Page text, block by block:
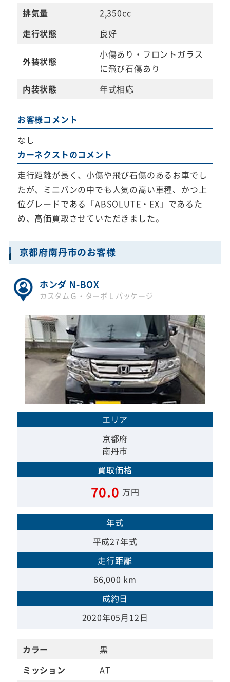
排気量
2,350cc
走行状態
良好
外装状態
小傷あり・フロントガラス
に飛び石傷あり
内装状態
年式相応
お客様コメント
なし
カーネクストのコメント
走行距離が長く、小傷や飛び石傷のあるお車でし
たが、ミニバンの中でも人気の高い車種、かつ上
位グレードである「ABSOLUTE・EX」であるた
め、高価買取させていただきました。
京都府南丹市のお客様
ホンダ N-BOX
カスタムＧ・ターボＬパッケージ
エリア
京都府
南丹市
買取価格
70.0 万円
年式
平成27年式
走行距離
66,000 km
成約日
2020年05月12日
カラー
黒
ミッション
AT